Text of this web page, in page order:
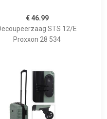
€ 46.99
STS 12/E
Proxxon 28 534